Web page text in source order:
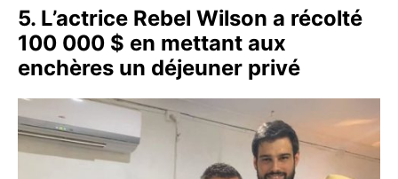
5. L’actrice Rebel Wilson a récolté
100 000 $ en mettant aux
enchères un déjeuner privé